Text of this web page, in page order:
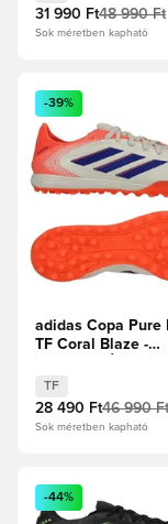
31 990 Ft48 990 Ft
Sok méretben kapható
Megnyit egy
-39%
adidas Copa Pure
TF Coral Blaze -
Élénk Korall
TF
28 490 Ft46 990 Ft
Sok méretben kapható
Megnyit egy
-44%